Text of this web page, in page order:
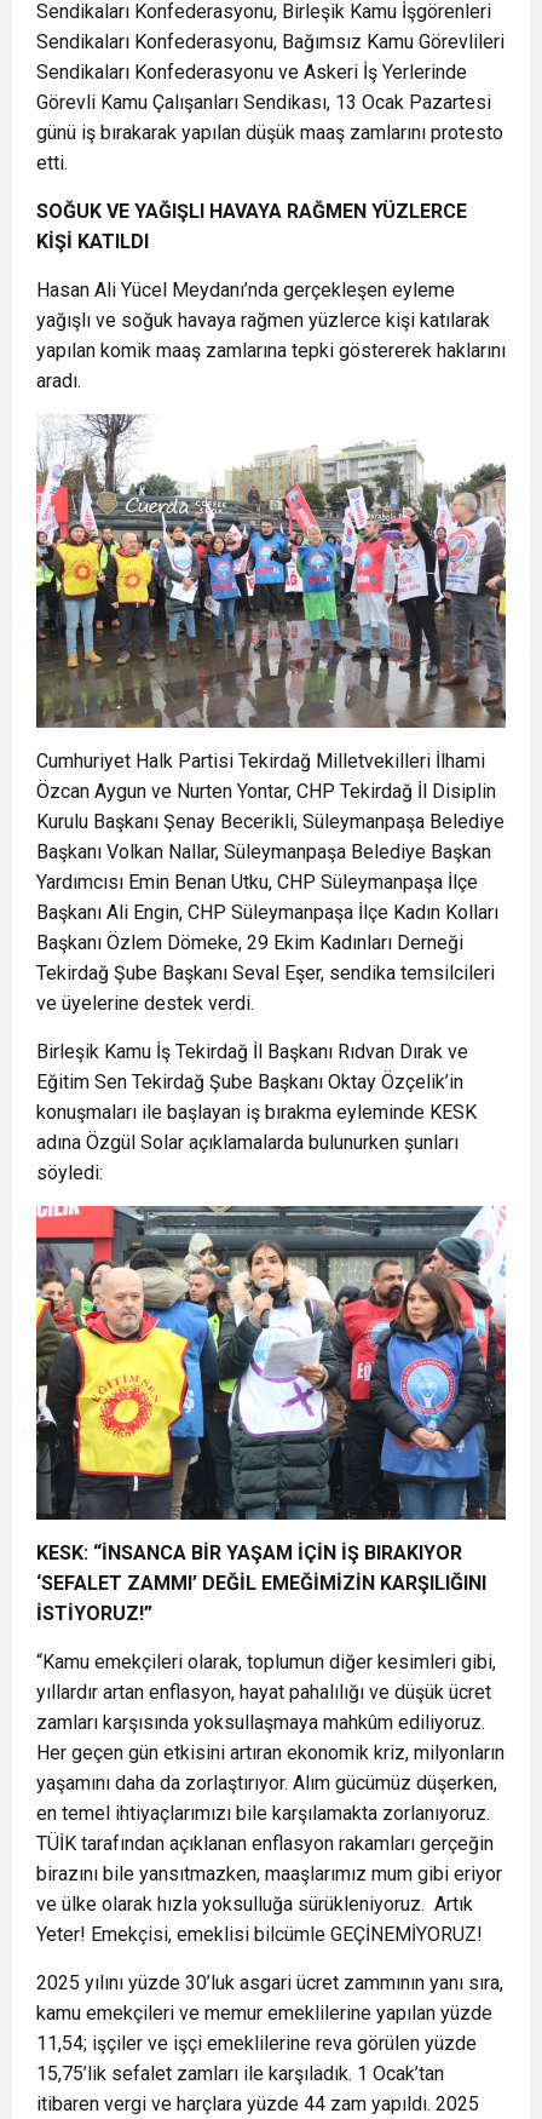
Sendikaları Konfederasyonu, Birleşik Kamu İşgörenleri
Sendikaları Konfederasyonu, Bağımsız Kamu Görevlileri
Sendikaları Konfederasyonu ve Askeri İş Yerlerinde
Görevli Kamu Çalışanları Sendikası, 13 Ocak Pazartesi
günü iş bırakarak yapılan düşük maaş zamlarını protesto
etti.
SOĞUK VE YAĞIŞLI HAVAYA RAĞMEN YÜZLERCE
KİŞİ KATILDI
Hasan Ali Yücel Meydanı’nda gerçekleşen eyleme
yağışlı ve soğuk havaya rağmen yüzlerce kişi katılarak
yapılan komik maaş zamlarına tepki göstererek haklarını
aradı.
Cumhuriyet Halk Partisi Tekirdağ Milletvekilleri İlhami
Özcan Aygun ve Nurten Yontar, CHP Tekirdağ İl Disiplin
Kurulu Başkanı Şenay Becerikli, Süleymanpaşa Belediye
Başkanı Volkan Nallar, Süleymanpaşa Belediye Başkan
Yardımcısı Emin Benan Utku, CHP Süleymanpaşa İlçe
Başkanı Ali Engin, CHP Süleymanpaşa İlçe Kadın Kolları
Başkanı Özlem Dömeke, 29 Ekim Kadınları Derneği
Tekirdağ Şube Başkanı Seval Eşer, sendika temsilcileri
ve üyelerine destek verdi.
Birleşik Kamu İş Tekirdağ İl Başkanı Rıdvan Dırak ve
Eğitim Sen Tekirdağ Şube Başkanı Oktay Özçelik’in
konuşmaları ile başlayan iş bırakma eyleminde KESK
adına Özgül Solar açıklamalarda bulunurken şunları
söyledi:
KESK: “İNSANCA BİR YAŞAM İÇİN İŞ BIRAKIYOR
‘SEFALET ZAMMI’ DEĞİL EMEĞİMİZİN KARŞILIĞINI
İSTİYORUZ!”
“Kamu emekçileri olarak, toplumun diğer kesimleri gibi,
yıllardır artan enflasyon, hayat pahalılığı ve düşük ücret
zamları karşısında yoksullaşmaya mahkûm ediliyoruz.
Her geçen gün etkisini artıran ekonomik kriz, milyonların
yaşamını daha da zorlaştırıyor. Alım gücümüz düşerken,
en temel ihtiyaçlarımızı bile karşılamakta zorlanıyoruz.
TÜİK tarafından açıklanan enflasyon rakamları gerçeğin
birazını bile yansıtmazken, maaşlarımız mum gibi eriyor
ve ülke olarak hızla yoksulluğa sürükleniyoruz. Artık
Yeter! Emekçisi, emeklisi bilcümle GEÇİNEMİYORUZ!
2025 yılını yüzde 30’luk asgari ücret zammının yanı sıra,
kamu emekçileri ve memur emeklilerine yapılan yüzde
11,54; işçiler ve işçi emeklilerine reva görülen yüzde
15,75’lik sefalet zamları ile karşıladık. 1 Ocak’tan
itibaren vergi ve harçlara yüzde 44 zam yapıldı. 2025